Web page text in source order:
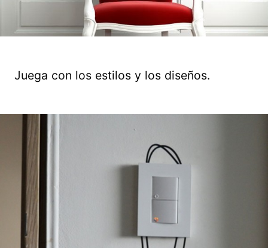
Juega con los estilos y los diseños.